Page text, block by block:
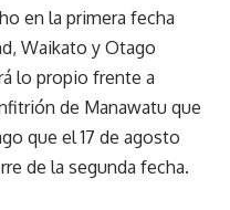
en la primera fecha
Waikato y Otago
lo propio frente a
de Manawatu que
que el 17 de agosto
de la segunda fecha.